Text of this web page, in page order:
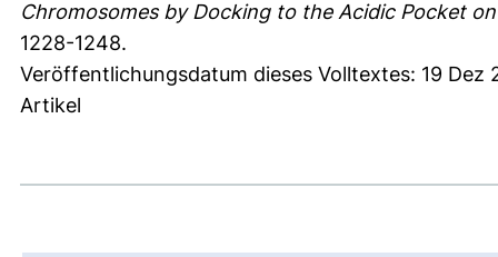
Chromosomes by Docking to the Acidic Pocket
1228-1248.
Veröffentlichungsdatum dieses Volltextes: 19 Dez
Artikel